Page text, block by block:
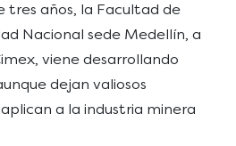
tres años, la Facultad de
Nacional sede Medellín, a
viene desarrollando
dejan valiosos
a la industria minera